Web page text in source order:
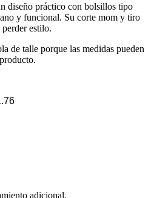
diseño práctico con bolsillos tipo
y funcional. Su corte mom y tiro
estilo.
de talle porque las medidas pueden
adicional.